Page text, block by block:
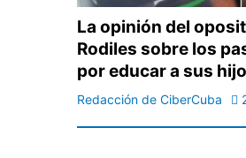
La opinión del
Rodiles sobre los
por educar a sus
Redacción de CiberCuba